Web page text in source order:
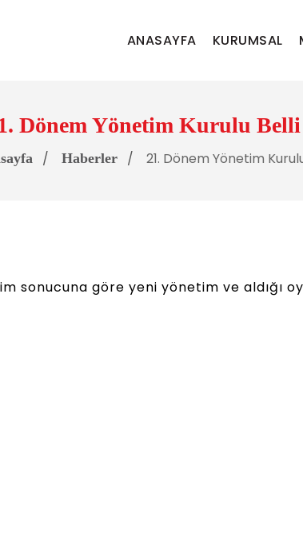
ANASAYFA KURUMSAL
Dönem Yönetim Kurulu
Haberler 21. Dönem Yönetim
sonucuna göre yeni yönetim ve aldığı